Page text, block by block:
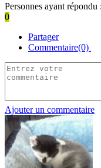
Personnes ayant répondu :
0
Partager
Commentaire(0)
Ajouter un commentaire